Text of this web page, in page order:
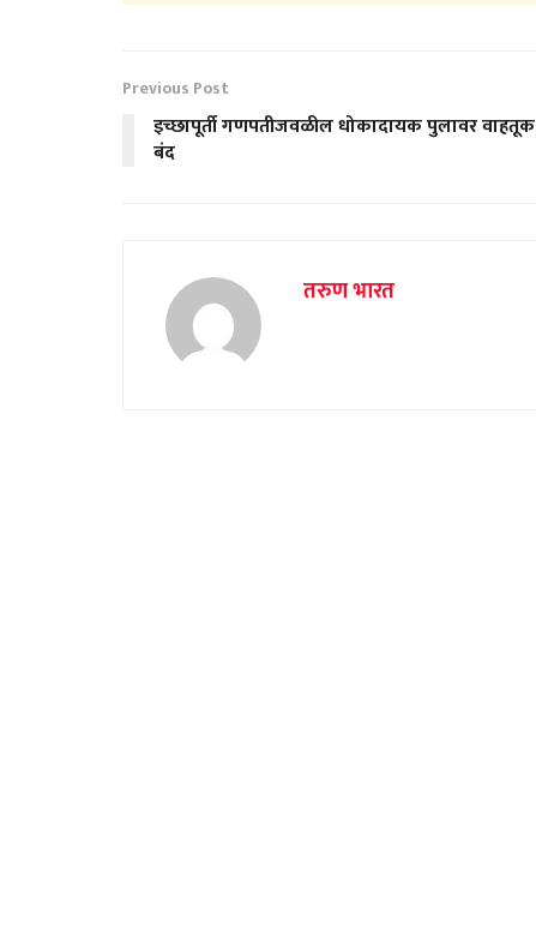
Previous Post
इच्छापूर्ती गणपतीजवळील धोकादायक पुलावर वाहतूक
बंद
तरुण भारत